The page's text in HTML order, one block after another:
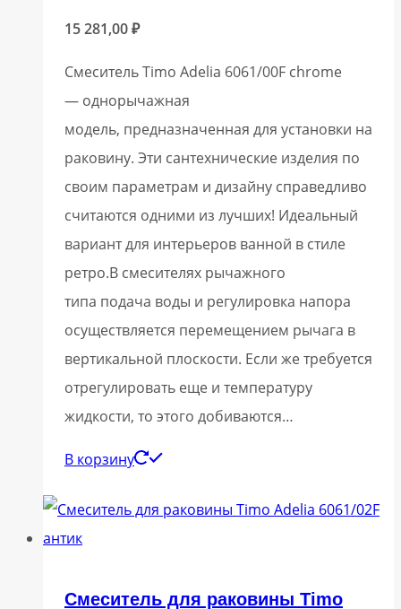
15 281,00₽
Смеситель Timo Adelia 6061/00F chrome
— однорычажная
модель, предназначенная для установки на
раковину. Эти сантехнические изделия по
своим параметрам и дизайну справедливо
считаются одними из лучших! Идеальный
вариант для интерьеров ванной в стиле
ретро.В смесителях рычажного
типа подача воды и регулировка напора
осуществляется перемещением рычага в
вертикальной плоскости. Если же требуется
отрегулировать еще и температуру
жидкости, то этого добиваются…
В корзину
Смеситель для раковины Timo